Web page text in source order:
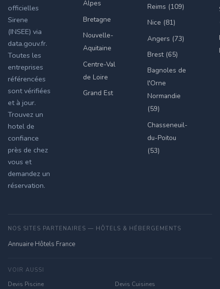
officielles
Sirene
(INSEE) via
data.gouv.fr.
Toutes les
entreprises
référencées
sont vérifiées
et à jour.
Trouvez un
hotel de
confiance
près de chez
vous et
demandez un
réservation.
Alpes
Bretagne
Nouvelle-
Aquitaine
Centre-Val
de Loire
Grand Est
Reims (109)
Nice (81)
Angers (73)
Brest (65)
Bagnoles de
l'Orne
Normandie
(59)
Chasseneuil-
du-Poitou
(53)
NOS SITES PARTENAIRES — HÔTELS & HÉBERGEMENTS
Annuaire Hôtels France
VOIR AUSSI
Devis Piscine
Devis Cuisines